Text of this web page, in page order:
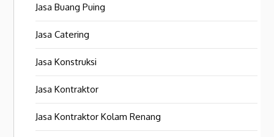
Jasa Buang Puing
Jasa Catering
Jasa Konstruksi
Jasa Kontraktor
Jasa Kontraktor Kolam Renang